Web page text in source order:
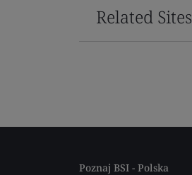
Related Sites
Poznaj BSI - Polska